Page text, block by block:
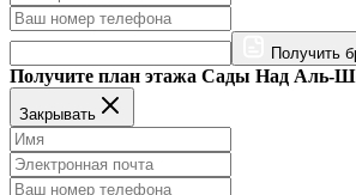
Получить
Получите план этажа Сады Над Аль-
Закрывать